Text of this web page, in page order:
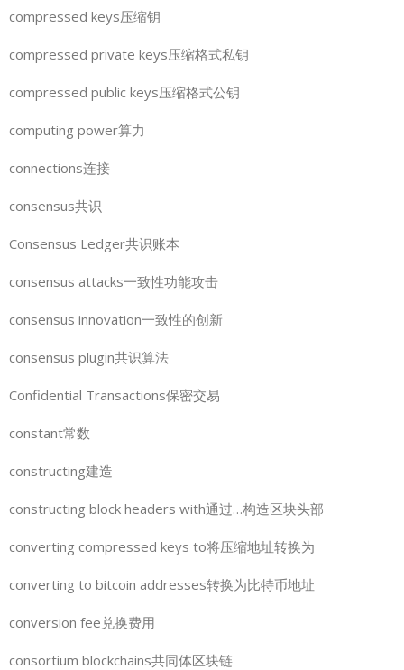
compressed keys压缩钥
compressed private keys压缩格式私钥
compressed public keys压缩格式公钥
computing power算力
connections连接
consensus共识
Consensus Ledger共识账本
consensus attacks一致性功能攻击
consensus innovation一致性的创新
consensus plugin共识算法
Confidential Transactions保密交易
constant常数
constructing建造
constructing block headers with通过…构造区块头部
converting compressed keys to将压缩地址转换为
converting to bitcoin addresses转换为比特币地址
conversion fee兑换费用
consortium blockchains共同体区块链